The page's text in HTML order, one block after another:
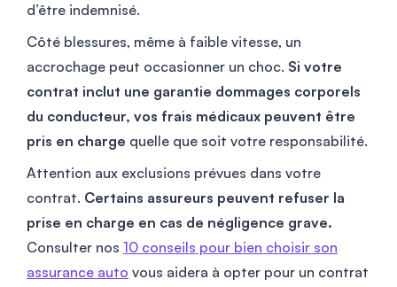
d’être indemnisé.
Côté blessures, même à faible vitesse, un
accrochage peut occasionner un choc. Si votre
contrat inclut une garantie dommages corporels
du conducteur, vos frais médicaux peuvent être
pris en charge quelle que soit votre responsabilité.
Attention aux exclusions prévues dans votre
contrat. Certains assureurs peuvent refuser la
prise en charge en cas de négligence grave.
Consulter nos 10 conseils pour bien choisir son
assurance auto vous aidera à opter pour un contrat